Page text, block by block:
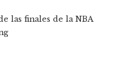
las finales de la NBA